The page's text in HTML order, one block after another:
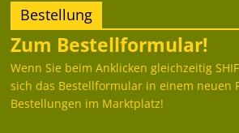
Bestellung
Zum Bestellformular!
Wenn Sie beim Anklicken gleichzeitig
sich das Bestellformular in einem neuen
Bestellungen im Marktplatz!